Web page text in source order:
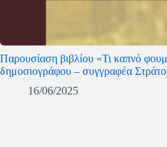
Παρουσίαση βιβλίου «Τι καπνό
δημοσιογράφου – συγγραφέα
16/06/2025